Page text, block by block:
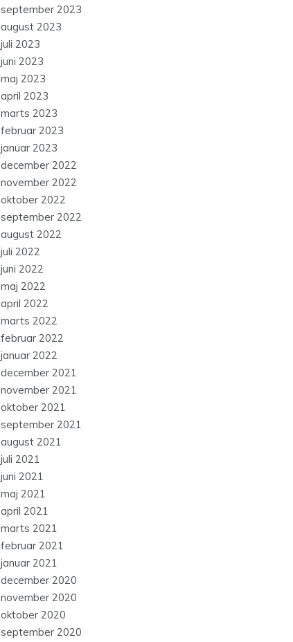
september 2023
august 2023
juli 2023
juni 2023
maj 2023
april 2023
marts 2023
februar 2023
januar 2023
december 2022
november 2022
oktober 2022
september 2022
august 2022
juli 2022
juni 2022
maj 2022
april 2022
marts 2022
februar 2022
januar 2022
december 2021
november 2021
oktober 2021
september 2021
august 2021
juli 2021
juni 2021
maj 2021
april 2021
marts 2021
februar 2021
januar 2021
december 2020
november 2020
oktober 2020
september 2020